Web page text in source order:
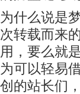
为什么说是
次转载而来
用，要么就
为可以轻易
创的站长们